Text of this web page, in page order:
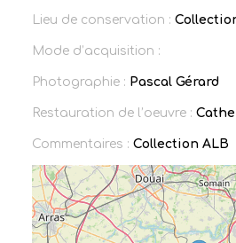
Lieu de conservation :
Mode d’acquisition :
Photographie : Pascal Gérard
Restauration de l’oeuvre :
Commentaires : Collection ALB